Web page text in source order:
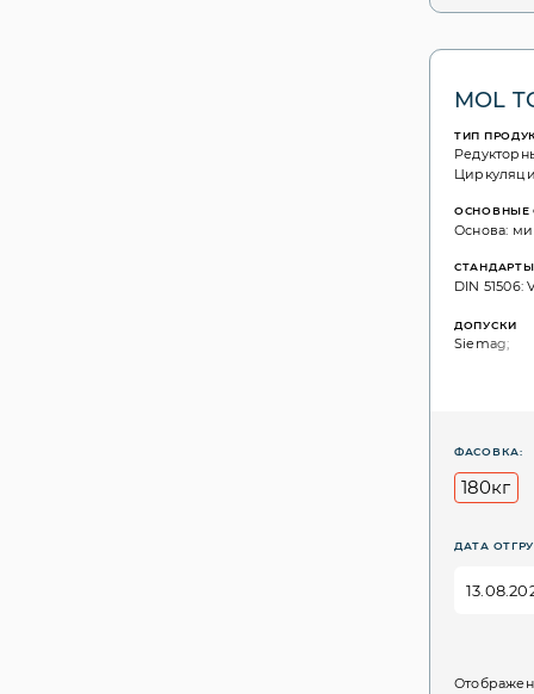
MOL
ТИП
ОСНОВНЫЕ
Основа:
СТАНДАРТЫ
DIN 51506:
ДОПУСКИ
Siemag;
ФАСОВКА:
180кг
ДАТА